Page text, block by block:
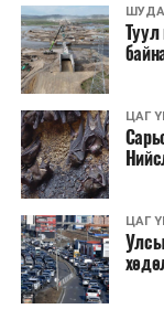
сөрөг нөлөөг
хичээн ажиллаж
Туул
ЦАГ
ЦАГ